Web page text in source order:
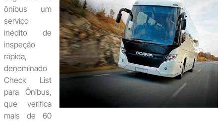
ônibus um
serviço
inédito de
inspeção
rápida,
denominado
Check List
para Ônibus,
que verifica
mais de 60